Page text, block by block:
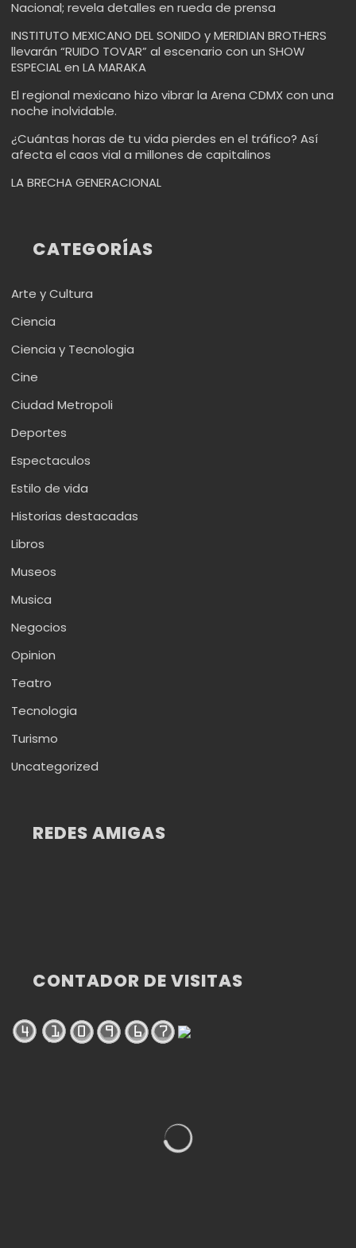
Nacional; revela detalles en rueda de prensa
INSTITUTO MEXICANO DEL SONIDO y MERIDIAN BROTHERS
llevarán “RUIDO TOVAR” al escenario con un SHOW
ESPECIAL en LA MARAKA
El regional mexicano hizo vibrar la Arena CDMX con una
noche inolvidable.
¿Cuántas horas de tu vida pierdes en el tráfico? Así
afecta el caos vial a millones de capitalinos
LA BRECHA GENERACIONAL
CATEGORÍAS
Arte y Cultura
Ciencia
Ciencia y Tecnologia
Cine
Ciudad Metropoli
Deportes
Espectaculos
Estilo de vida
Historias destacadas
Libros
Museos
Musica
Negocios
Opinion
Teatro
Tecnologia
Turismo
Uncategorized
REDES AMIGAS
CONTADOR DE VISITAS